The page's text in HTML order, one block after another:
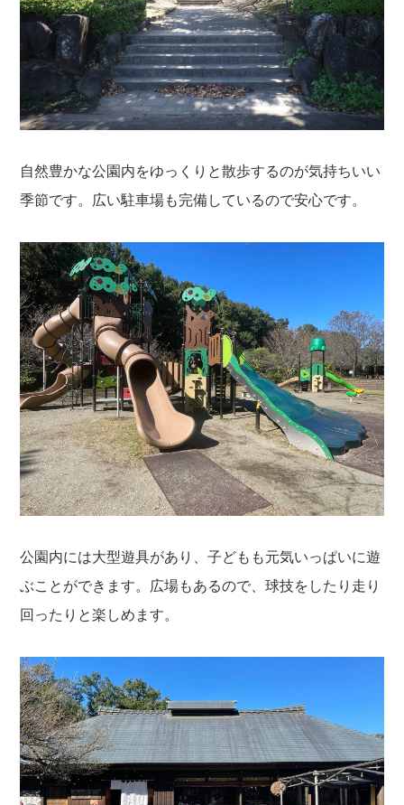
自然豊かな公園内をゆっくりと散歩するのが気持ちいい
季節です。広い駐車場も完備しているので安心です。
公園内には大型遊具があり、子どもも元気いっぱいに遊
ぶことができます。広場もあるので、球技をしたり走り
回ったりと楽しめます。